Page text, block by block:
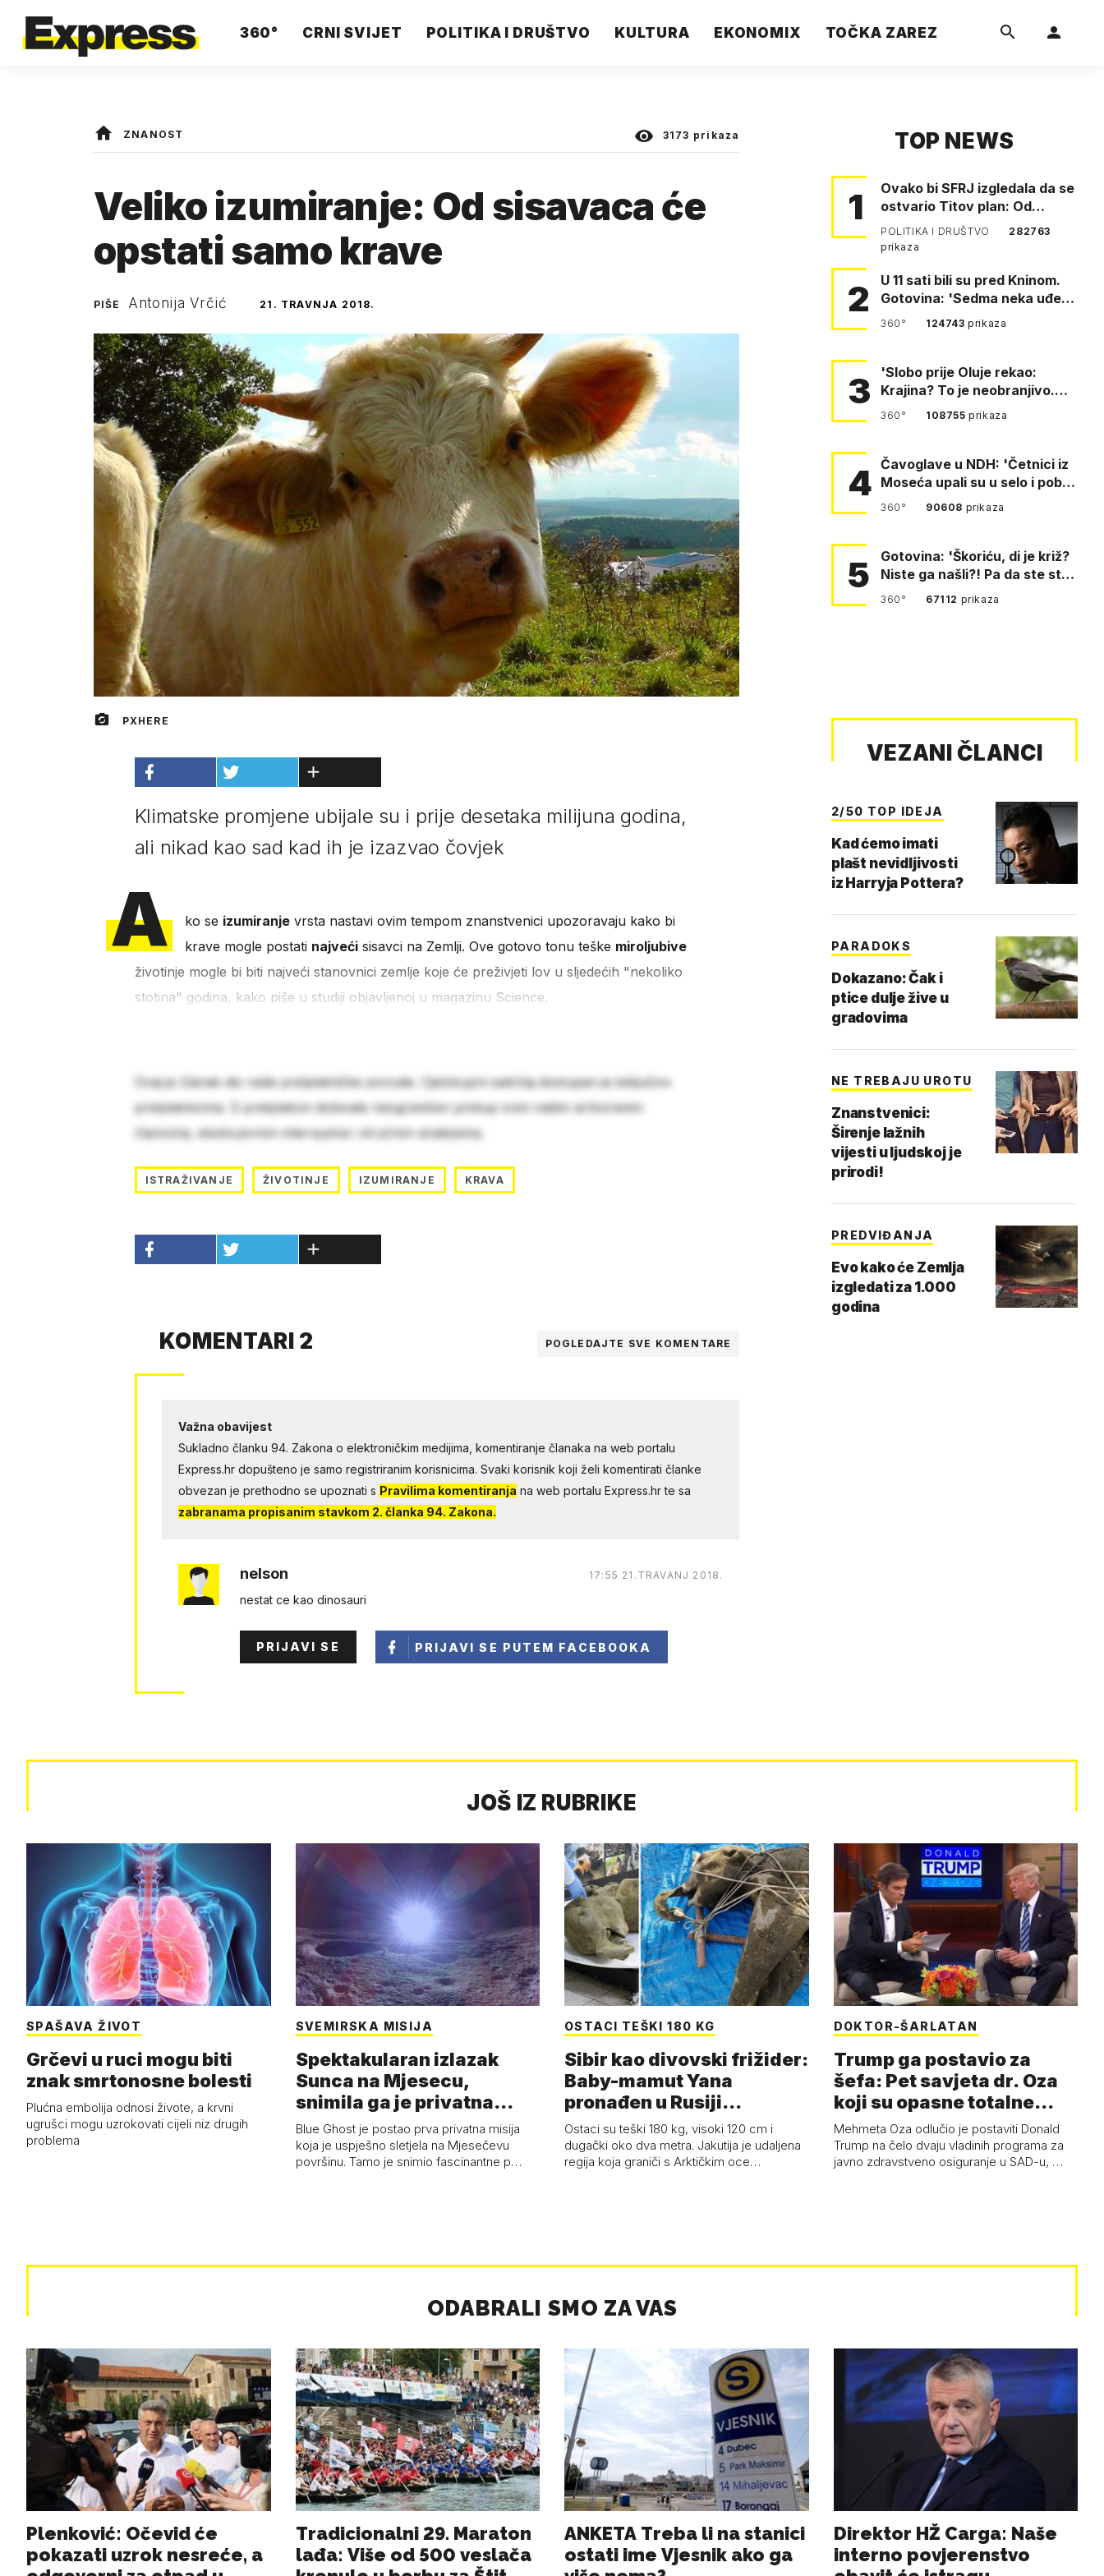
360° CRNI SVIJET POLITIKA I DRUŠTVO KULTURA EKONOMIX TOČKA ZAREZ
ZNANOST 3173 prikaza
Veliko izumiranje: Od sisavaca će
opstati samo krave
PIŠE Antonija Vrčić 21. TRAVNJA 2018.
PXHERE
Klimatske promjene ubijale su i prije desetaka milijuna godina,
ali nikad kao sad kad ih je izazvao čovjek
A ko se izumiranjevrsta nastavi ovim tempom znanstvenici upozoravaju kako bi
krave mogle postati najvećisisavci na Zemlji. Ove gotovo tonu teške miroljubive
životinje mogle bi biti najveći stanovnici zemlje koje će preživjeti lov u sljedećih "nekoliko
stotina" godina, kako piše u studiji objavljenoj u magazinu Science.
Ovaj je članak dio naše pretplatničke ponude. Cjelokupni sadržaj dostupan je isključivo
pretplatnicima. S pretplatom dobivate neograničen pristup svim našim arhiviranim
člancima, ekskluzivnim intervjuima i stručnim analizama.
ISTRAŽIVANJE ŽIVOTINJE IZUMIRANJE KRAVA
KOMENTARI 2 POGLEDAJTE SVE KOMENTARE
Važna obavijest
Sukladno članku 94. Zakona o elektroničkim medijima, komentiranje članaka na web portalu
Express.hr dopušteno je samo registriranim korisnicima. Svaki korisnik koji želi komentirati članke
obvezan je prethodno se upoznati s Pravilima komentiranja na web portalu Express.hr te sa
zabranama propisanim stavkom 2. članka 94. Zakona.
nelson 17:55 21.TRAVANJ 2018.
nestat ce kao dinosauri
PRIJAVI SE PRIJAVI SE PUTEM FACEBOOKA
TOP NEWS
1
Ovako bi SFRJ izgledala da se
ostvario Titov plan: Od
Klagenfurta do Istanbula!
POLITIKA I DRUŠTVO
282763
prikaza
2
U 11 sati bili su pred Kninom.
Gotovina: 'Sedma neka uđe,
4. gardijska neka g…
360° 124743prikaza
3
'Slobo prije Oluje rekao:
Krajina? To je neobranjivo.
Tuđmana zvao Krivousti'
360° 108755prikaza
4 Čavoglave u NDH: 'Četnici iz
Moseća upali su u selo i pobili
obitelj Perković'
360° 90608 prikaza
5
Gotovina: 'Škoriću, di je križ?
Niste ga našli?! Pa da ste stali
i pitali fratr…
360° 67112 prikaza
VEZANI ČLANCI
2/50 TOP IDEJA
Kad ćemo imati
plašt nevidljivosti
iz Harryja Pottera?
PARADOKS
Dokazano: Čak i
ptice dulje žive u
gradovima
NE TREBAJU UROTU
Znanstvenici:
Širenje lažnih
vijesti u ljudskoj je
prirodi!
PREDVIĐANJA
Evo kako će Zemlja
izgledati za 1.000
godina
JOŠ IZ RUBRIKE
SPAŠAVA ŽIVOT
Grčevi u ruci mogu biti
znak smrtonosne bolesti
Plućna embolija odnosi živote, a krvni
ugrušci mogu uzrokovati cijeli niz drugih
problema
SVEMIRSKA MISIJA
Spektakularan izlazak
Sunca na Mjesecu,
snimila ga je privatna
letjelica - 'Pla…
Blue Ghost je postao prva privatna misija
koja je uspješno sletjela na Mjesečevu
površinu. Tamo je snimio fascinantne p…
OSTACI TEŠKI 180 KG
Sibir kao divovski frižider:
Baby-mamut Yana
pronađen u Rusiji
najsačuvaniji je…
Ostaci su teški 180 kg, visoki 120 cm i
dugački oko dva metra. Jakutija je udaljena
regija koja graniči s Arktičkim oce…
DOKTOR-ŠARLATAN
Trump ga postavio za
šefa: Pet savjeta dr. Oza
koji su opasne totalne
budalašti…
Mehmeta Oza odlučio je postaviti Donald
Trump na čelo dvaju vladinih programa za
javno zdravstveno osiguranje u SAD-u, …